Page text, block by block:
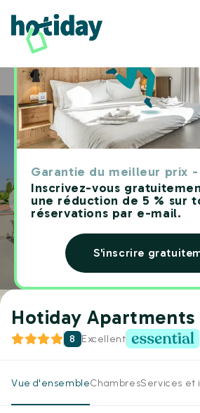
Garantie du meilleur prix
Inscrivez-vous
une réduction de 5 % sur
réservations par e-mail.
S'inscrire
Home Hôtels Hotiday Apartments
Hotiday Apartments
8 Excellent
Vue d'ensembleChambresServices et